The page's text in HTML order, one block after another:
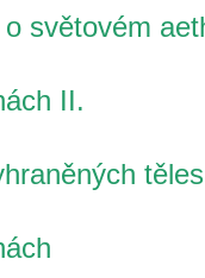
světovém
II.